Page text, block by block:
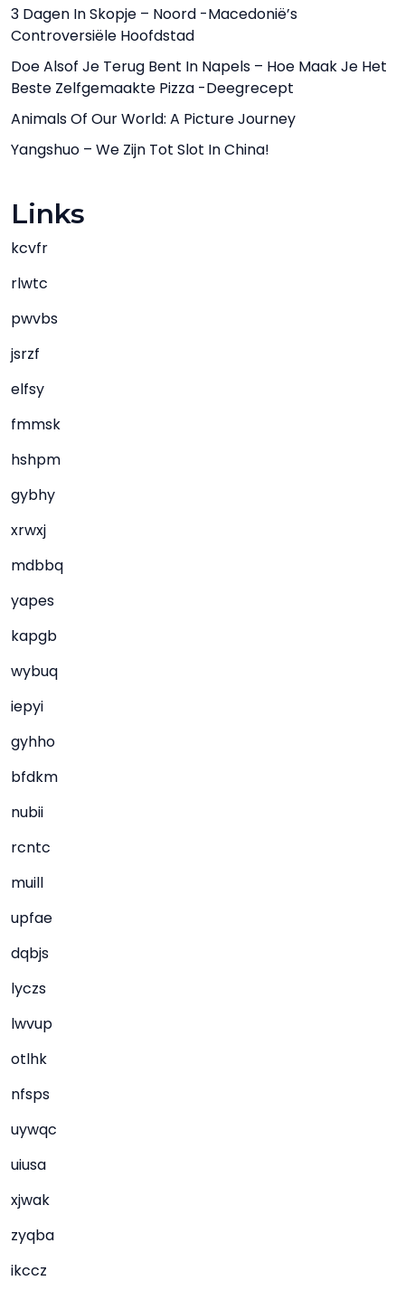
3 Dagen In Skopje – Noord -Macedonië’s
Controversiële Hoofdstad
Doe Alsof Je Terug Bent In Napels – Hoe Maak Je Het
Beste Zelfgemaakte Pizza -deegrecept
Animals Of Our World: A Picture Journey
Yangshuo – We Zijn Tot Slot In China!
Links
kcvfr
rlwtc
pwvbs
jsrzf
elfsy
fmmsk
hshpm
gybhy
xrwxj
mdbbq
yapes
kapgb
wybuq
iepyi
gyhho
bfdkm
nubii
rcntc
muill
upfae
dqbjs
lyczs
lwvup
otlhk
nfsps
uywqc
uiusa
xjwak
zyqba
ikccz